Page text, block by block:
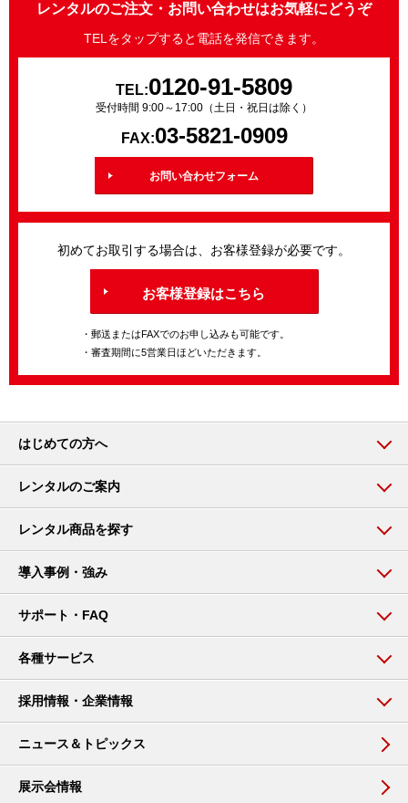
レンタルのご注文・お問い合わせはお気軽にどうぞ
TELをタップすると電話を発信できます。
TEL:0120-91-5809
受付時間 9:00～17:00（土日・祝日は除く）
FAX:03-5821-0909
お問い合わせフォーム
初めてお取引する場合は、お客様登録が必要です。
お客様登録はこちら
・郵送またはFAXでのお申し込みも可能です。
・審査期間に5営業日ほどいただきます。
はじめての方へ
レンタルのご案内
レンタル商品を探す
導入事例・強み
サポート・FAQ
各種サービス
採用情報・企業情報
ニュース＆トピックス
展示会情報